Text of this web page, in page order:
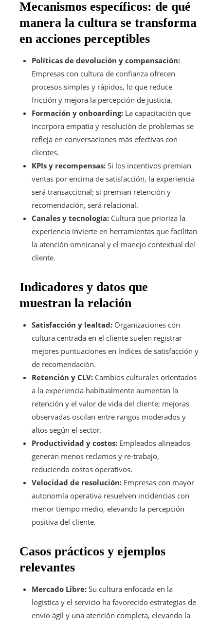
Mecanismos específicos: de qué
manera la cultura se transforma
en acciones perceptibles
Políticas de devolución y compensación:
Empresas con cultura de confianza ofrecen
procesos simples y rápidos, lo que reduce
fricción y mejora la percepción de justicia.
Formación y onboarding: La capacitación que
incorpora empatía y resolución de problemas se
refleja en conversaciones más efectivas con
clientes.
KPIs y recompensas: Si los incentivos premian
ventas por encima de satisfacción, la experiencia
será transaccional; si premian retención y
recomendación, será relacional.
Canales y tecnología: Cultura que prioriza la
experiencia invierte en herramientas que facilitan
la atención omnicanal y el manejo contextual del
cliente.
Indicadores y datos que
muestran la relación
Satisfacción y lealtad: Organizaciones con
cultura centrada en el cliente suelen registrar
mejores puntuaciones en índices de satisfacción y
de recomendación.
Retención y CLV: Cambios culturales orientados
a la experiencia habitualmente aumentan la
retención y el valor de vida del cliente; mejoras
observadas oscilan entre rangos moderados y
altos según el sector.
Productividad y costos: Empleados alineados
generan menos reclamos y re-trabajo,
reduciendo costos operativos.
Velocidad de resolución: Empresas con mayor
autonomía operativa resuelven incidencias con
menor tiempo medio, elevando la percepción
positiva del cliente.
Casos prácticos y ejemplos
relevantes
Mercado Libre: Su cultura enfocada en la
logística y el servicio ha favorecido estrategias de
envío ágil y una atención completa, elevando la